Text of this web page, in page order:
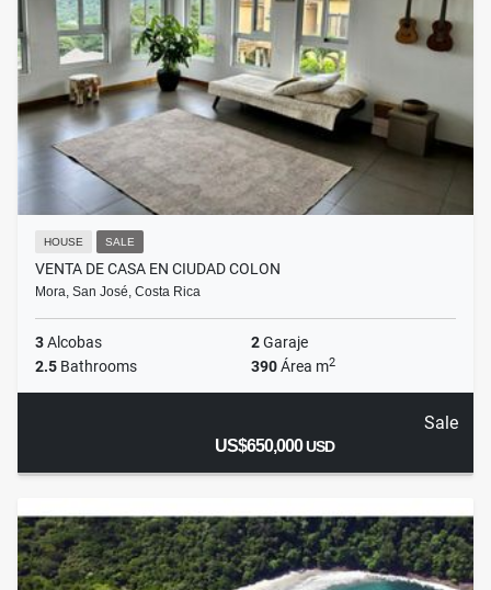
HOUSE SALE
VENTA DE CASA EN CIUDAD COLON
Mora, San José, Costa Rica
3Alcobas 2Garaje
2.5 Bathrooms 390Área m2
Sale
US$650,000USD